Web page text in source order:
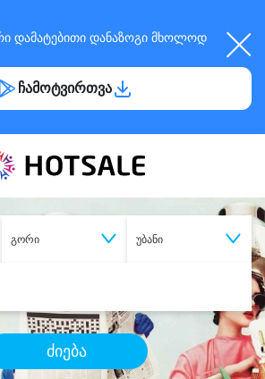
დამატებითი დანაზოგი მხოლოდ
ჩამოტვირთვა
გორი უბანი
ძიება